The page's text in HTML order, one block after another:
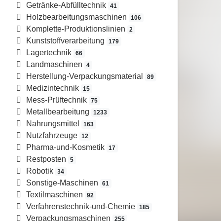
Getränke-Abfülltechnik 41
Holzbearbeitungsmaschinen 106
Komplette-Produktionslinien 2
Kunststoffverarbeitung 179
Lagertechnik 66
Landmaschinen 4
Herstellung-Verpackungsmaterial 89
Medizintechnik 15
Mess-Prüftechnik 75
Metallbearbeitung 1233
Nahrungsmittel 163
Nutzfahrzeuge 12
Pharma-und-Kosmetik 17
Restposten 5
Robotik 34
Sonstige-Maschinen 61
Textilmaschinen 92
Verfahrenstechnik-und-Chemie 185
Verpackungsmaschinen 255